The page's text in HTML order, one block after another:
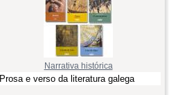
Narrativa histórica
Prosa e verso da literatura galega